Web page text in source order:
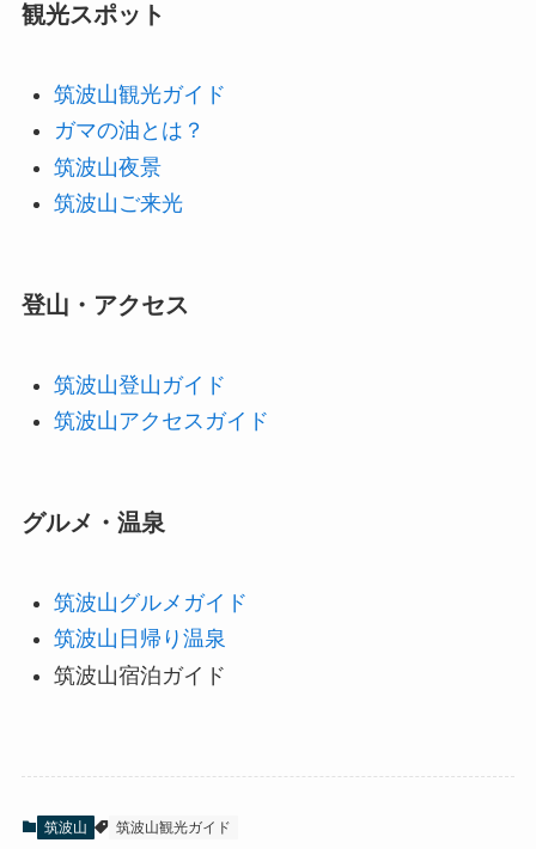
観光スポット
筑波山観光ガイド
ガマの油とは？
筑波山夜景
筑波山ご来光
登山・アクセス
筑波山登山ガイド
筑波山アクセスガイド
グルメ・温泉
筑波山グルメガイド
筑波山日帰り温泉
筑波山宿泊ガイド
筑波山 筑波山観光ガイド